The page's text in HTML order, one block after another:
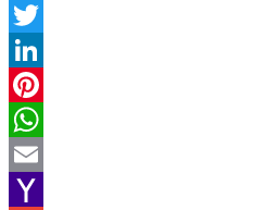
Facebook
Twitter
LinkedIn
Pinterest
WhatsApp
Email